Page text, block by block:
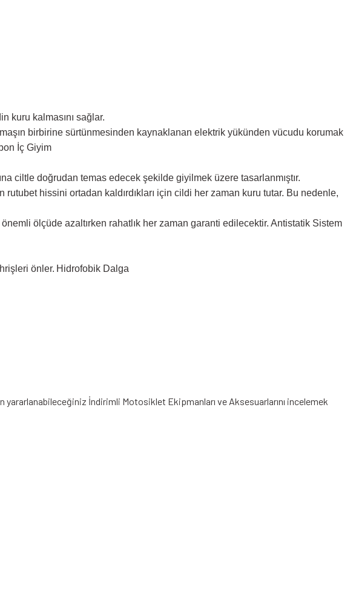
kuru kalmasını sağlar.
birbirine sürtünmesinden kaynaklanan elektrik yükünden vücudu korumak
İç Giyim
ciltle doğrudan temas edecek şekilde giyilmek üzere tasarlanmıştır.
hissini ortadan kaldırdıkları için cildi her zaman kuru tutar. Bu nedenle,
ölçüde azaltırken rahatlık her zaman garanti edilecektir. Antistatik Sistem
önler. Hidrofobik Dalga
yararlanabileceğiniz İndirimli Motosiklet Ekipmanları ve Aksesuarlarını incelemek